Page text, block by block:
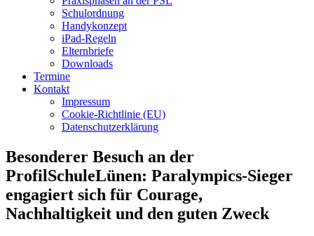
Schulordnung
Handykonzept
iPad-Regeln
Elternbriefe
Downloads
Termine
Kontakt
Impressum
Cookie-Richtlinie (EU)
Datenschutzerklärung
Besonderer Besuch an der
ProfilSchuleLünen: Paralympics-Sieger
engagiert sich für Courage,
Nachhaltigkeit und den guten Zweck